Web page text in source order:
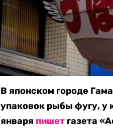
В японском городе
упаковок рыбы фугу, у
января пишет газета